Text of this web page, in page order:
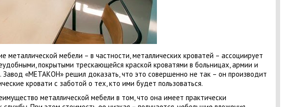
металлической мебели – в частности, металлических кроватей – ассоциирует
покрытыми трескающейся краской кроватями в больницах, армии и
Завод «МЕТАКОН» решил доказать, что это совершенно не так – он производит
кровати с заботой о тех, кто ими будет пользоваться.
металлической мебели в том, что она имеет практически